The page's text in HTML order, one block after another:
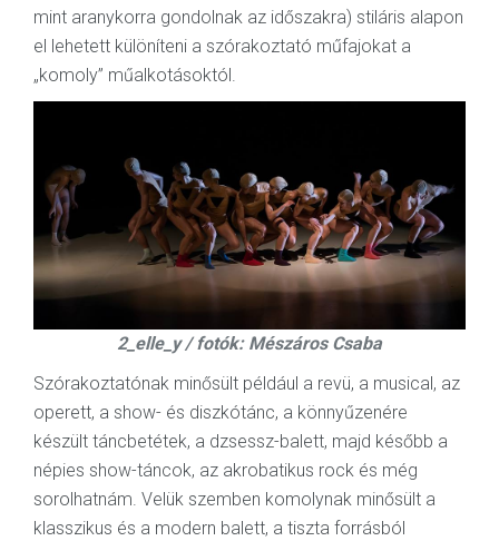
mint aranykorra gondolnak az időszakra) stiláris alapon
el lehetett különíteni a szórakoztató műfajokat a
„komoly” műalkotásoktól.
2_elle_y / fotók: Mészáros Csaba
Szórakoztatónak minősült például a revü, a musical, az
operett, a show- és diszkótánc, a könnyűzenére
készült táncbetétek, a dzsessz-balett, majd később a
népies show-táncok, az akrobatikus rock és még
sorolhatnám. Velük szemben komolynak minősült a
klasszikus és a modern balett, a tiszta forrásból